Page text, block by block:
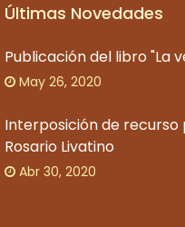
Últimas Novedades
Publicación del libro "La
May 26, 2020
Interposición de
Rosario Livatino
Abr 30, 2020